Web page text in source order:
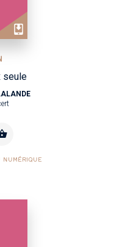
seule
NUMÉRIQUE